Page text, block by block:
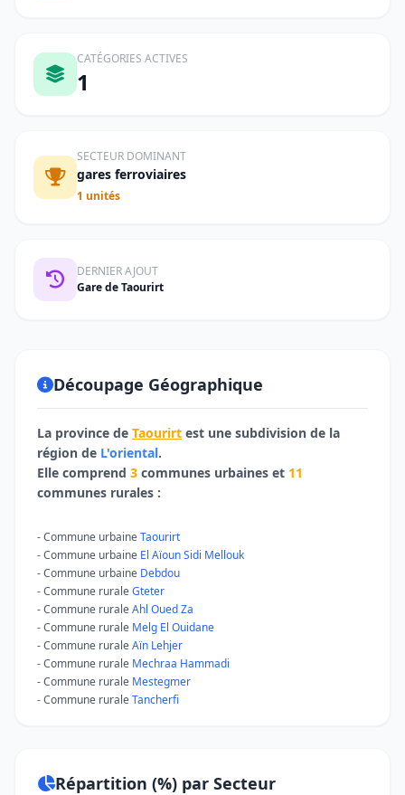
CATÉGORIES ACTIVES
1
SECTEUR DOMINANT
gares ferroviaires
1 unités
DERNIER AJOUT
Gare de Taourirt
Découpage Géographique
La province de Taourirt est une subdivision de la
région de L'oriental.
Elle comprend 3 communes urbaines et 11
communes rurales :
- Commune urbaineTaourirt
- Commune urbaine El Aïoun Sidi Mellouk
- Commune urbaine Debdou
- Commune ruraleGteter
- Commune ruraleAhl Oued Za
- Commune rurale Melg El Ouidane
- Commune ruraleAïn Lehjer
- Commune rurale Mechraa Hammadi
- Commune rurale Mestegmer
- Commune ruraleTancherfi
- Commune rurale
Répartition (%) par Secteur